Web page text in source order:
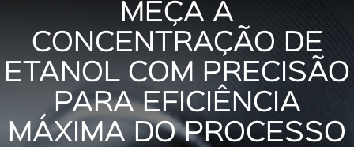
MEÇA A
CONCENTRAÇÃO DE
ETANOL COM PRECISÃO
PARA EFICIÊNCIA
MÁXIMA DO PROCESSO